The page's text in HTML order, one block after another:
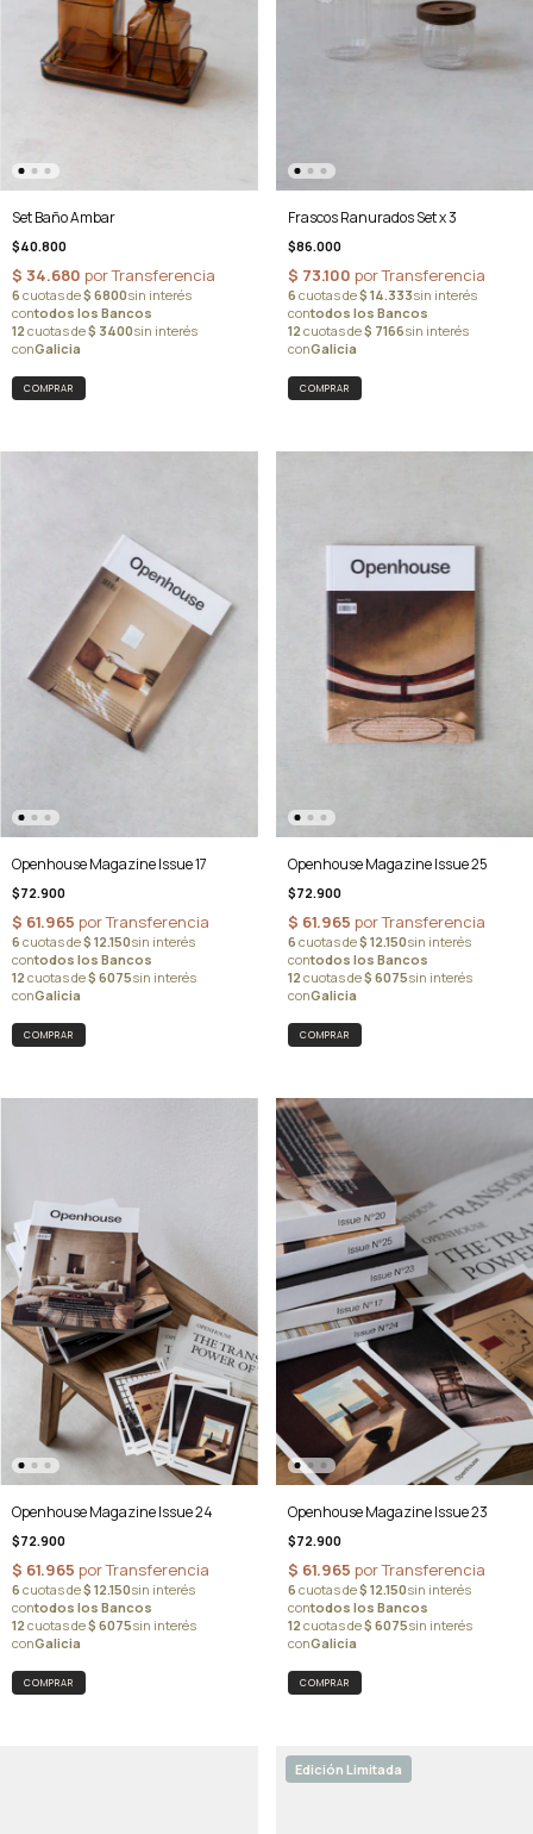
Set Baño Ambar
$40.800
Frascos Ranurados Set x 3
$86.000
Openhouse Magazine Issue 17
$72.900
Openhouse Magazine Issue 25
$72.900
Openhouse Magazine Issue 24
$72.900
Openhouse Magazine Issue 23
$72.900